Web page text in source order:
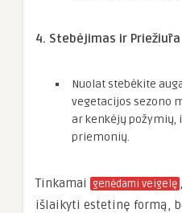
4. Stebėjimas ir Priežiūra
Nuolat stebėkite
vegetacijos sezono
ar kenkėjų
priemonių.
Tinkamai genėdami veigelę
išlaikyti estetinę formą,